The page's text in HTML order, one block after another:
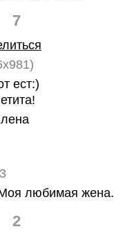
7
ест:)
2